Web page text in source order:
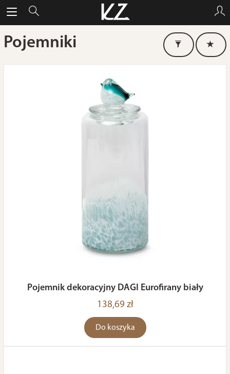
Pojemniki
Pojemnik dekoracyjny DAGI Eurofirany biały
138,69 zł
Do koszyka